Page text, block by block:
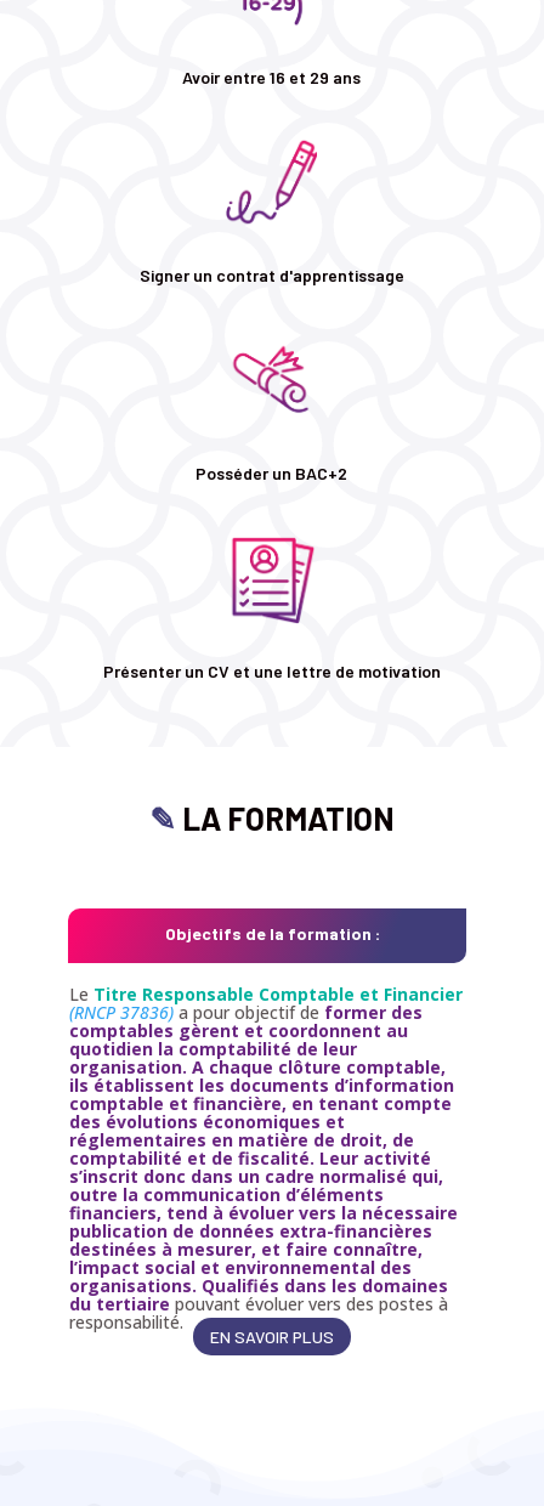
Avoir entre 16 et 29 ans
Signer un contrat d'apprentissage
Posséder un BAC+2
Présenter un CV et une lettre de motivation
✎ LA FORMATION
Objectifs de la formation :
Le Titre Responsable Comptable et Financier
(RNCP 37836)a pour objectif de former des
comptables gèrent et coordonnent au
quotidien la comptabilité de leur
organisation. A chaque clôture comptable,
ils établissent les documents d’information
comptable et financière, en tenant compte
des évolutions économiques et
réglementaires en matière de droit, de
comptabilité et de fiscalité. Leur activité
s’inscrit donc dans un cadre normalisé qui,
outre la communication d’éléments
financiers, tend à évoluer vers la nécessaire
publication de données extra-financières
destinées à mesurer, et faire connaître,
l’impact social et environnemental des
organisations. Qualifiés dans les domaines
du tertiaire pouvant évoluer vers des postes à
responsabilité.
EN SAVOIR PLUS